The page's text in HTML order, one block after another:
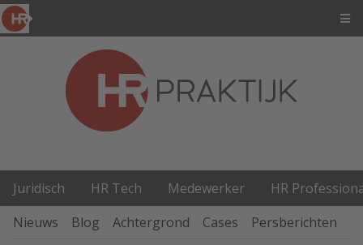
Juridisch HR Tech Medewerker
HR
Nieuws
Blog Achtergrond Cases Persberichten